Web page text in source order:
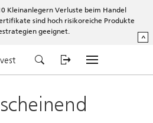
Kleinanlegern Verluste beim Handel
sind hoch risikoreiche Produkte
geeignet.
^